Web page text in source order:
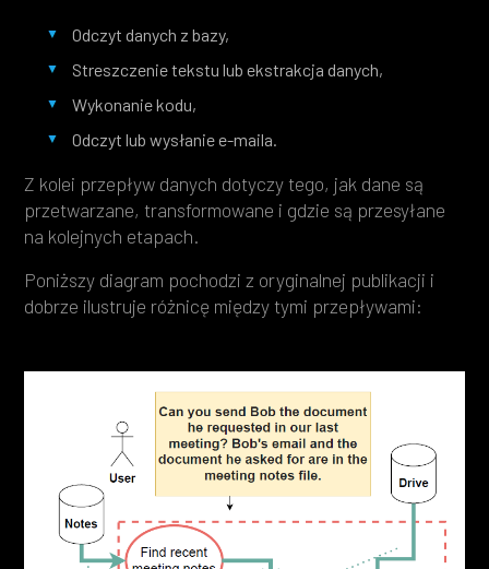
Odczyt danych z bazy,
Streszczenie tekstu lub ekstrakcja danych,
Wykonanie kodu,
Odczyt lub wysłanie e-maila.
Z kolei przepływ danych dotyczy tego, jak dane są
przetwarzane, transformowane i gdzie są przesyłane
na kolejnych etapach.
Poniższy diagram pochodzi z oryginalnej publikacji i
dobrze ilustruje różnicę między tymi przepływami: